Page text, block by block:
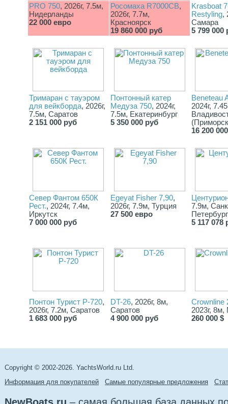
PRO 750, 2026г, 7.5м,
Нидерланды
22 000 евро
Росомаха R7000СВ,
2026г, 7.7м,
Красноярск
19 860 000 руб
Krasboat
Restyling,
Самара
5 799 000
Тримаран с тауэром
для вейкборда, 2026г,
7.5м, Саратов
2 151 000 руб
Понтонный катер
Медуза 750, 2024г,
7.5м, Екатеринбург
5 350 000 руб
Beneteau
2024г,
16 200
Север Фантом 650К
Рест., 2024г, 7.4м,
Иркутск
7 000 000 руб
Egeyat Fisher 7,90,
2026г, 7.9м, Турция
27 500 евро
7.9м,
Петербург
5 117 078
Понтон Турист Р-720,
2026г, 7.2м, Саратов
1 683 000 руб
DT-26, 2026г, 8м,
Саратов
4 900 000 руб
Сrownline
2023г,
260 000 $
Copyright © 2002-2026. YachtsWorld.ru Ltd.
Информация для покупателей
Самые популярные предложения